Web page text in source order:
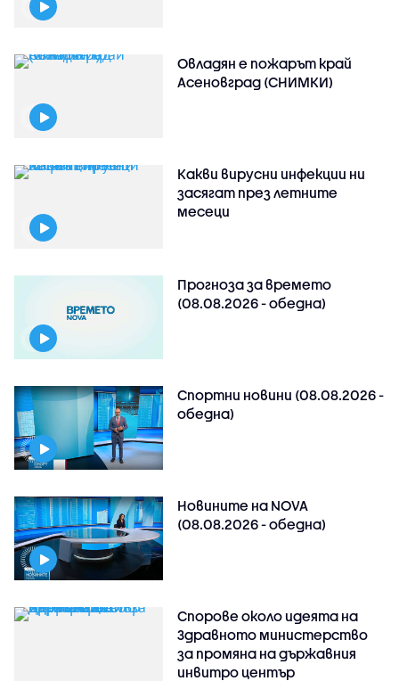
Овладян е пожарът край
Асеновград (СНИМКИ)
Какви вирусни инфекции ни
засягат през летните
месеци
Прогноза за времето
(08.08.2026 - обедна)
Спортни новини (08.08.2026 -
обедна)
Новините на NOVA
(08.08.2026 - обедна)
Спорове около идеята на
Здравното министерство
за промяна на държавния
инвитро център